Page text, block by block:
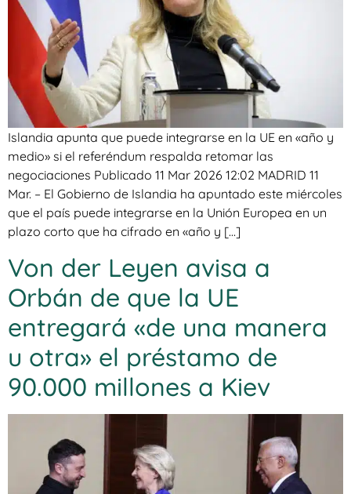
Islandia apunta que puede integrarse en la UE en «año y
medio» si el referéndum respalda retomar las
negociaciones Publicado 11 Mar 2026 12:02 MADRID 11
Mar. – El Gobierno de Islandia ha apuntado este miércoles
que el país puede integrarse en la Unión Europea en un
plazo corto que ha cifrado en «año y […]
Von der Leyen avisa a
Orbán de que la UE
entregará «de una manera
u otra» el préstamo de
90.000 millones a Kiev